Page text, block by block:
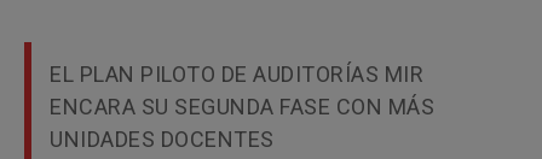
EL PLAN PILOTO DE AUDITORÍAS MIR
ENCARA SU SEGUNDA FASE CON MÁS
UNIDADES DOCENTES